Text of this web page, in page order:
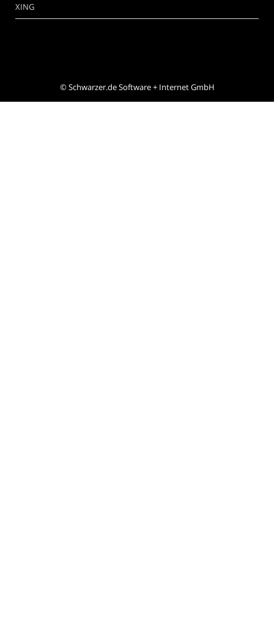
XING
©Schwarzer.de Software + Internet GmbH